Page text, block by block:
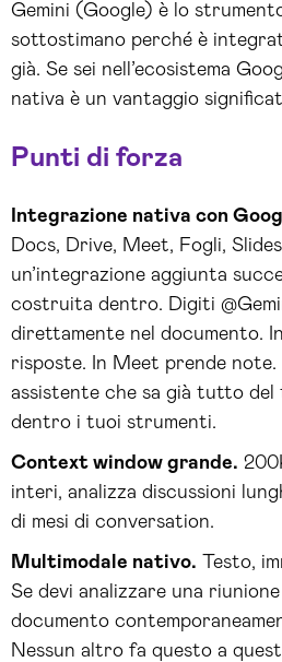
Gemini (Google) è lo
sottostimano perché è
già. Se sei nell’ecosistema
nativa è un vantaggio
Punti di forza
Integrazione nativa con
Docs, Drive, Meet, Fogli,
un’integrazione aggiunta
costruita dentro. Digiti
direttamente nel documento.
risposte. In Meet prende note.
assistente che sa già tutto
dentro i tuoi strumenti.
Context window grande.
interi, analizza discussioni
di mesi di conversation.
Multimodale nativo. Testo,
Se devi analizzare una
documento
Nessun altro fa questo a